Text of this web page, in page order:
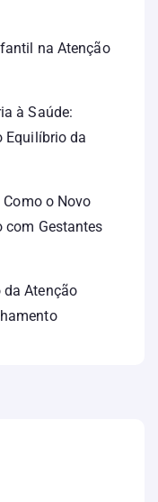
na Atenção
à Saúde:
Equilíbrio da
o Novo
com Gestantes
Atenção